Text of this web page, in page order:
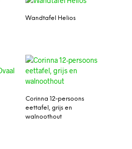
Wandtafel Helios
Corinna 12-persoons
eettafel, grijs en
walnoothout